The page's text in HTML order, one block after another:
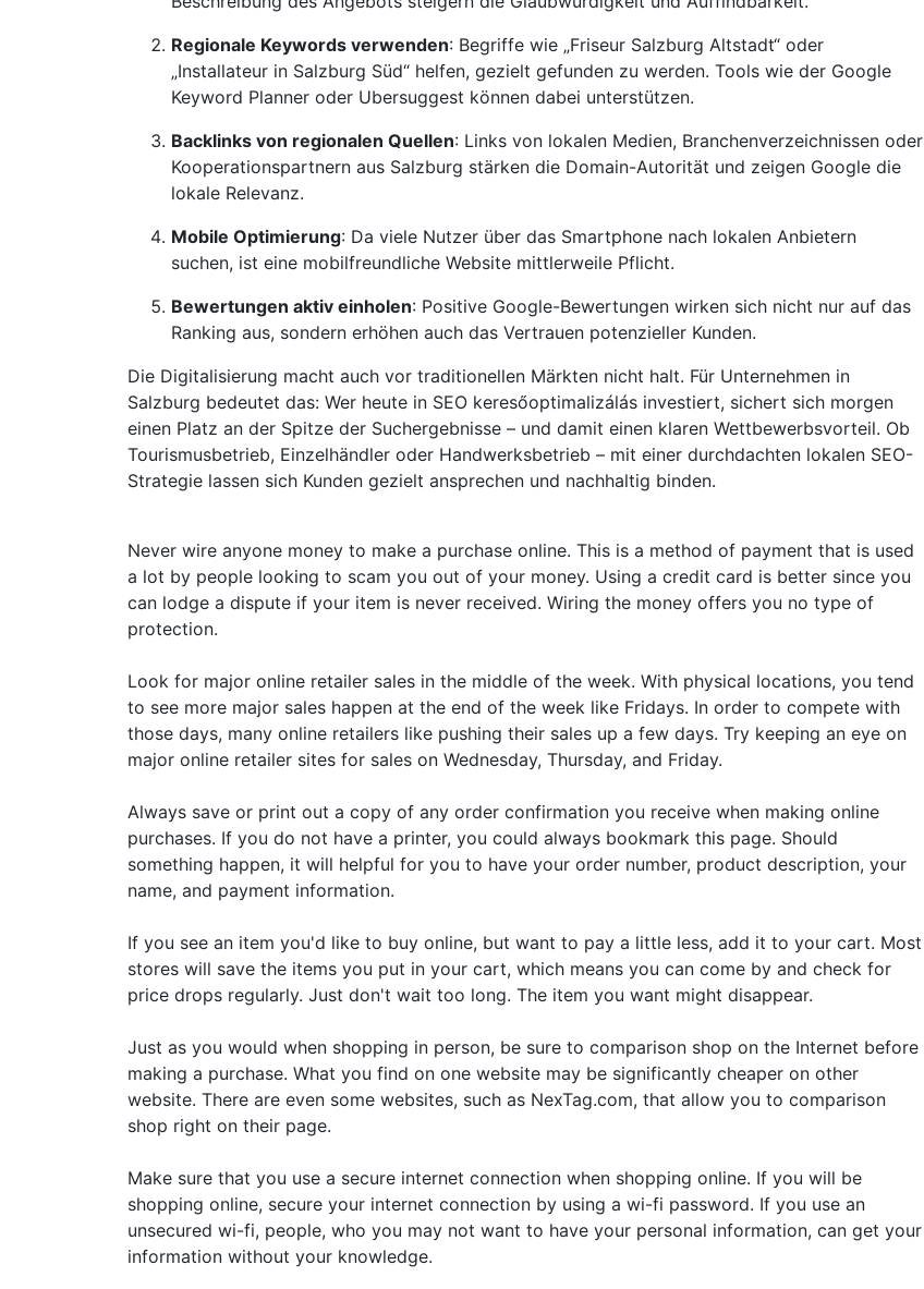
Regionale Keywords verwenden: Begriffe wie „Friseur Salzburg Altstadt“ oder
„Installateur in Salzburg Süd“ helfen, gezielt gefunden zu werden. Tools wie der Google
Keyword Planner oder Ubersuggest können dabei unterstützen.
Backlinks von regionalen Quellen: Links von lokalen Medien, Branchenverzeichnissen oder
Kooperationspartnern aus Salzburg stärken die Domain-Autorität und zeigen Google die
lokale Relevanz.
Mobile Optimierung: Da viele Nutzer über das Smartphone nach lokalen Anbietern
suchen, ist eine mobilfreundliche Website mittlerweile Pflicht.
Bewertungen aktiv einholen: Positive Google-Bewertungen wirken sich nicht nur auf das
Ranking aus, sondern erhöhen auch das Vertrauen potenzieller Kunden.
Die Digitalisierung macht auch vor traditionellen Märkten nicht halt. Für Unternehmen in
Salzburg bedeutet das: Wer heute in SEO keresőoptimalizálás investiert, sichert sich morgen
einen Platz an der Spitze der Suchergebnisse – und damit einen klaren Wettbewerbsvorteil. Ob
Tourismusbetrieb, Einzelhändler oder Handwerksbetrieb – mit einer durchdachten lokalen SEO-
Strategie lassen sich Kunden gezielt ansprechen und nachhaltig binden.
Never wire anyone money to make a purchase online. This is a method of payment that is used
a lot by people looking to scam you out of your money. Using a credit card is better since you
can lodge a dispute if your item is never received. Wiring the money offers you no type of
protection.
Look for major online retailer sales in the middle of the week. With physical locations, you tend
to see more major sales happen at the end of the week like Fridays. In order to compete with
those days, many online retailers like pushing their sales up a few days. Try keeping an eye on
major online retailer sites for sales on Wednesday, Thursday, and Friday.
Always save or print out a copy of any order confirmation you receive when making online
purchases. If you do not have a printer, you could always bookmark this page. Should
something happen, it will helpful for you to have your order number, product description, your
name, and payment information.
If you see an item you'd like to buy online, but want to pay a little less, add it to your cart. Most
stores will save the items you put in your cart, which means you can come by and check for
price drops regularly. Just don't wait too long. The item you want might disappear.
Just as you would when shopping in person, be sure to comparison shop on the Internet before
making a purchase. What you find on one website may be significantly cheaper on other
website. There are even some websites, such as NexTag.com, that allow you to comparison
shop right on their page.
Make sure that you use a secure internet connection when shopping online. If you will be
shopping online, secure your internet connection by using a wi-fi password. If you use an
unsecured wi-fi, people, who you may not want to have your personal information, can get your
information without your knowledge.